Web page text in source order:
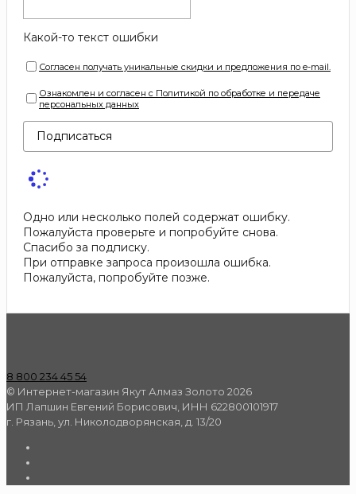
Какой-то текст ошибки
Согласен получать уникальные скидки и предложения по e-mail.
Ознакомлен и согласен с Политикой по обработке и передаче
персональных данных
Подписаться
Одно или несколько полей содержат ошибку.
Пожалуйста проверьте и попробуйте снова.
Спасибо за подписку.
При отправке запроса произошла ошибка.
Пожалуйста, попробуйте позже.
8 800 234 45 54
© Интернет-магазин Якут Алмаз Золото 2026
ИП Лапшин Евгений Борисович, ИНН 622800101917
г. Рязань, ул. Николодворянская, д. 13/20